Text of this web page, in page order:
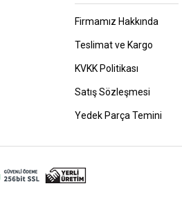
Firmamız Hakkında
Teslimat ve Kargo
KVKK Politikası
Satış Sözleşmesi
Yedek Parça Temini